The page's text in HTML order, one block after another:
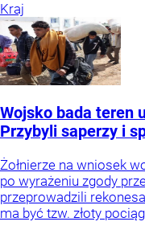
Kraj
Wojsko bada teren
Przybyli saperzy i
Żołnierze na wniosek
po wyrażeniu zgody
przeprowadzili
ma być tzw. złoty